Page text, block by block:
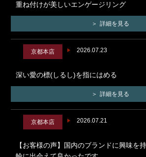
重ね付けが美しいエンゲージリング
詳細を見る
2026.07.23
京都本店
深い愛の標(しるし)を指にはめる
詳細を見る
2026.07.21
京都本店
【お客様の声】国内のブランドに興味を